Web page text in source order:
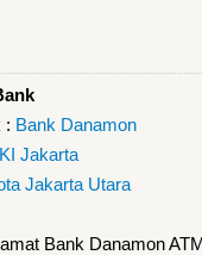
: Bank Danamon
Jakarta
Jakarta Utara
Bank Danamon